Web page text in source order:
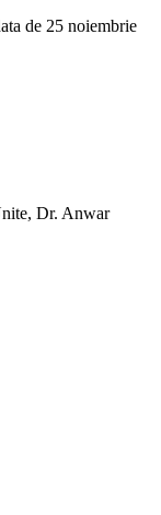
de 25 noiembrie
Dr. Anwar